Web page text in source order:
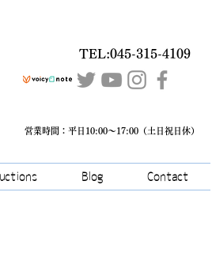
TEL:045-315-4109
営業時間：平日10:00～17:00（土日祝日休）
Blog Contact